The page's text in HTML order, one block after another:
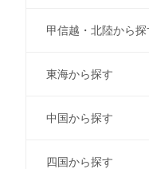
甲信越・北陸から探
東海から探す
中国から探す
四国から探す